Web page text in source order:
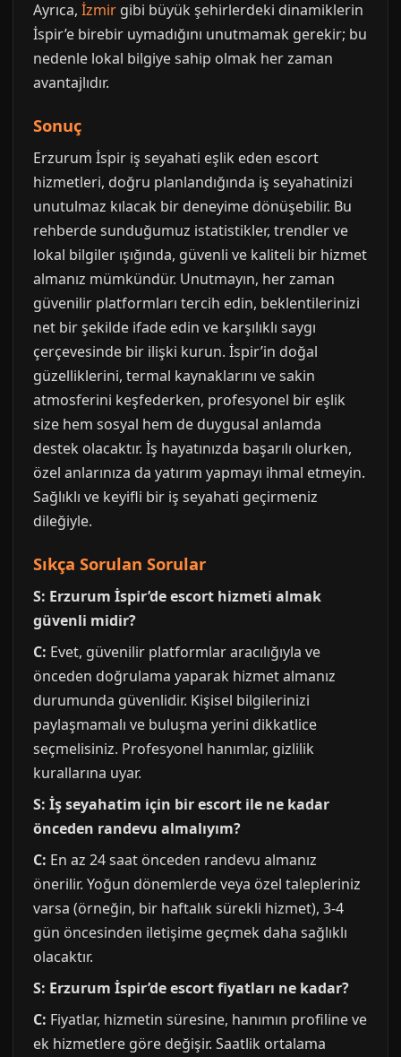
Ayrıca, İzmir gibi büyük şehirlerdeki dinamiklerin
İspir’e birebir uymadığını unutmamak gerekir; bu
nedenle lokal bilgiye sahip olmak her zaman
avantajlıdır.
Sonuç
Erzurum İspir iş seyahati eşlik eden escort
hizmetleri, doğru planlandığında iş seyahatinizi
unutulmaz kılacak bir deneyime dönüşebilir. Bu
rehberde sunduğumuz istatistikler, trendler ve
lokal bilgiler ışığında, güvenli ve kaliteli bir hizmet
almanız mümkündür. Unutmayın, her zaman
güvenilir platformları tercih edin, beklentilerinizi
net bir şekilde ifade edin ve karşılıklı saygı
çerçevesinde bir ilişki kurun. İspir’in doğal
güzelliklerini, termal kaynaklarını ve sakin
atmosferini keşfederken, profesyonel bir eşlik
size hem sosyal hem de duygusal anlamda
destek olacaktır. İş hayatınızda başarılı olurken,
özel anlarınıza da yatırım yapmayı ihmal etmeyin.
Sağlıklı ve keyifli bir iş seyahati geçirmeniz
dileğiyle.
Sıkça Sorulan Sorular
S: Erzurum İspir’de escort hizmeti almak
güvenli midir?
C: Evet, güvenilir platformlar aracılığıyla ve
önceden doğrulama yaparak hizmet almanız
durumunda güvenlidir. Kişisel bilgilerinizi
paylaşmamalı ve buluşma yerini dikkatlice
seçmelisiniz. Profesyonel hanımlar, gizlilik
kurallarına uyar.
S: İş seyahatim için bir escort ile ne kadar
önceden randevu almalıyım?
C: En az 24 saat önceden randevu almanız
önerilir. Yoğun dönemlerde veya özel talepleriniz
varsa (örneğin, bir haftalık sürekli hizmet), 3-4
gün öncesinden iletişime geçmek daha sağlıklı
olacaktır.
S: Erzurum İspir’de escort fiyatları ne kadar?
C: Fiyatlar, hizmetin süresine, hanımın profiline ve
ek hizmetlere göre değişir. Saatlik ortalama